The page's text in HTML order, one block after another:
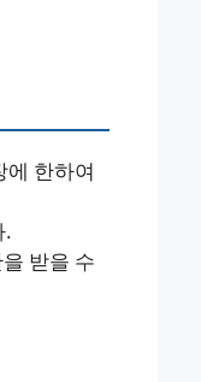
한하여
.
받을 수